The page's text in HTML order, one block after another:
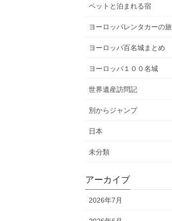
ペットと泊まれる宿
ヨーロッパレンタカーの旅
ヨーロッパ百名城まとめ
ヨーロッパ１００名城
世界遺産訪問記
別からジャンプ
日本
未分類
アーカイブ
2026年7月